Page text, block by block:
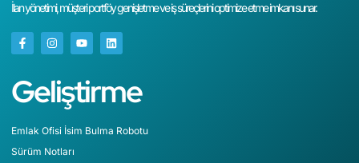
İlan yönetimi, müşteri portföy genişletme ve iş süreçlerini optimize etme imkanı sunar.
Geliştirme
Emlak Ofisi İsim Bulma Robotu
Sürüm Notları